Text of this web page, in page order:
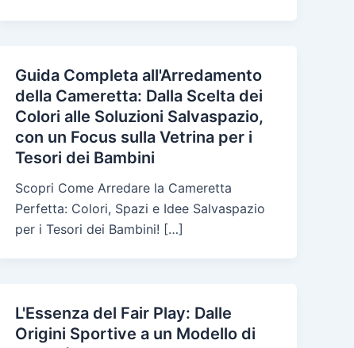
Guida Completa all'Arredamento
della Cameretta: Dalla Scelta dei
Colori alle Soluzioni Salvaspazio,
con un Focus sulla Vetrina per i
Tesori dei Bambini
Scopri Come Arredare la Cameretta
Perfetta: Colori, Spazi e Idee Salvaspazio
per i Tesori dei Bambini! […]
L'Essenza del Fair Play: Dalle
Origini Sportive a un Modello di